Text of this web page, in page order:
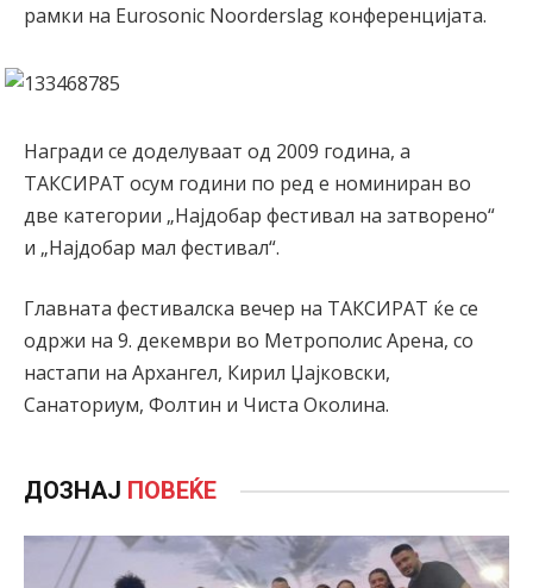
рамки на Eurosonic Noorderslag конференцијата.
Награди се доделуваат од 2009 година, а
ТАКСИРАТ осум години по ред е номиниран во
две категории „Најдобар фестивал на затворено“
и „Најдобар мал фестивал“.
Главната фестивалска вечер на ТАКСИРАТ ќе се
одржи на 9. декември во Метрополис Арена, со
настапи на Архангел, Кирил Џајковски,
Санаториум, Фолтин и Чиста Околина.
ДОЗНАЈ ПОВЕЌЕ